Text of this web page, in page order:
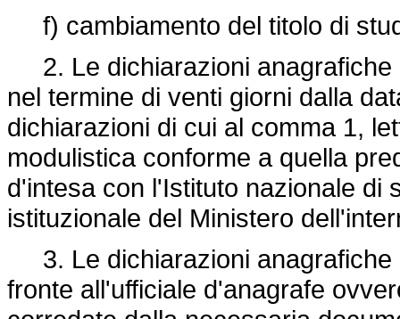
f) cambiamento del titolo di
2. Le dichiarazioni anagrafiche
nel termine di venti giorni dalla
dichiarazioni di cui al comma 1,
modulistica conforme a quella
d'intesa con l'Istituto nazionale di
istituzionale del Ministero
3. Le dichiarazioni anagrafiche
fronte all'ufficiale d'anagrafe